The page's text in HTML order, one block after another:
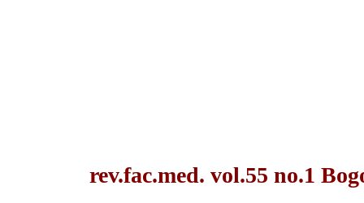
rev.fac.med. vol.55 no.1